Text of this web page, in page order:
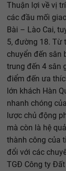
Thuận lợi về vị
các đầu mối
Bài – Lào Cai,
5, đường 18. Từ
chuyển đến sân
trung đến 4 sân
điểm đến ưa
lớn khách Hàn
nhanh chóng
lược chủ động
mà còn là hệ
thành công của
đổi với các
TGĐ Công ty